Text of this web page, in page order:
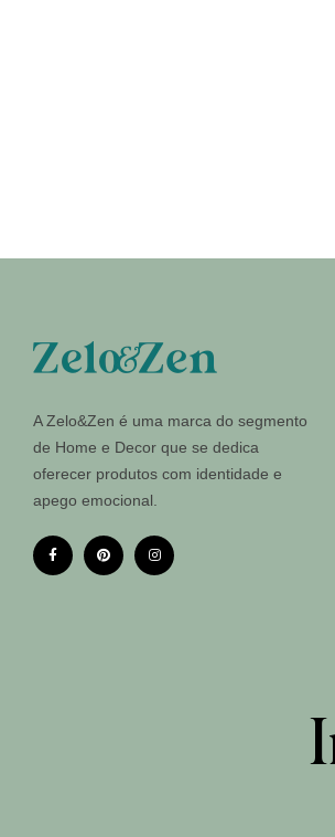
A Zelo&Zen é uma marca do segmento
de Home e Decor que se dedica
oferecer produtos com identidade e
apego emocional.